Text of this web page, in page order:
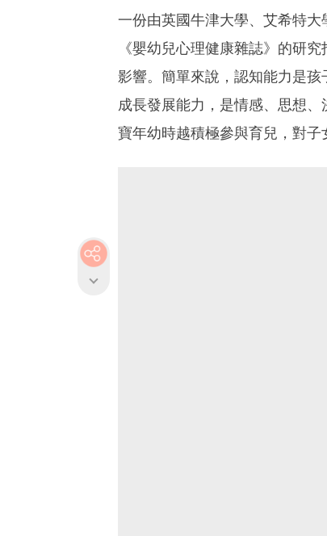
一份由英國牛津大學、艾希特大
《嬰幼兒心理健康雜誌》的研
影響。簡單來說，認知能力是
成長發展能力，是情感、思想
寶年幼時越積極參與育兒，對子